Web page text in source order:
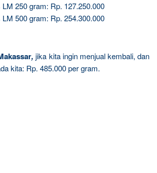
250 gram: Rp. 127.250.000
500 gram: Rp. 254.300.000
, jika kita ingin menjual kembali, dan
kita: Rp. 485.000 per gram.